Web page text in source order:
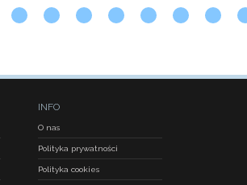
INFO
O nas
Polityka prywatności
Polityka cookies